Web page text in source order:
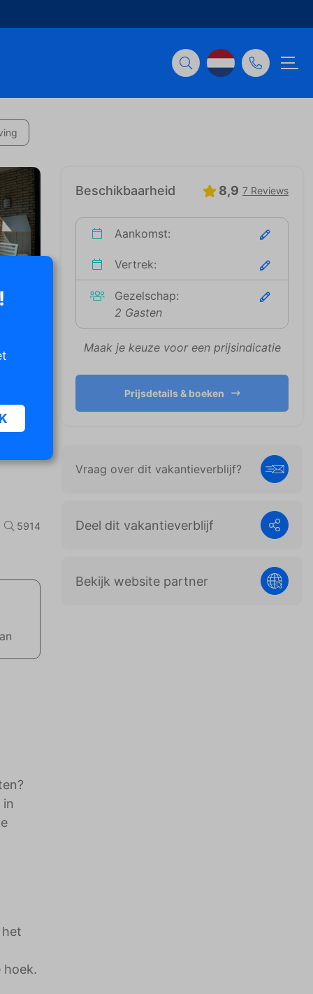
5914
hoek.
Beschikbaarheid 8,9 7 Reviews
Aankomst:
Vertrek:
Gezelschap:
2 Gasten
Maak je keuze voor een prijsindicatie
Prijsdetails & boeken
Vraag over dit vakantieverblijf?
Deel dit vakantieverblijf
Bekijk website partner
te